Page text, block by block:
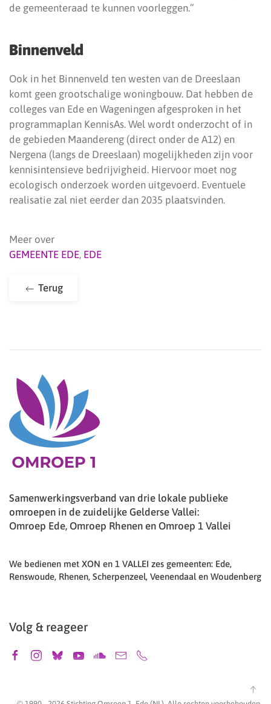
de gemeenteraad te kunnen voorleggen.”
Binnenveld
Ook in het Binnenveld ten westen van de Dreeslaan
komt geen grootschalige woningbouw. Dat hebben de
colleges van Ede en Wageningen afgesproken in het
programmaplan KennisAs. Wel wordt onderzocht of in
de gebieden Maandereng (direct onder de A12) en
Nergena (langs de Dreeslaan) mogelijkheden zijn voor
kennisintensieve bedrijvigheid. Hiervoor moet nog
ecologisch onderzoek worden uitgevoerd. Eventuele
realisatie zal niet eerder dan 2035 plaatsvinden.
Meer over
GEMEENTE EDE, EDE
Terug
Samenwerkingsverband van drie lokale publieke
omroepen in de zuidelijke Gelderse Vallei:
Omroep Ede, Omroep Rhenen en Omroep 1 Vallei
We bedienen met XON en 1 VALLEI zes gemeenten: Ede,
Renswoude, Rhenen, Scherpenzeel, Veenendaal en Woudenberg
Volg & reageer